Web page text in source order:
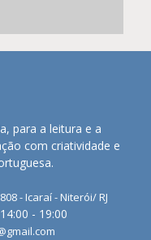
para a leitura e a
com criatividade e
- Icaraí - Niterói/ RJ
- 19:00